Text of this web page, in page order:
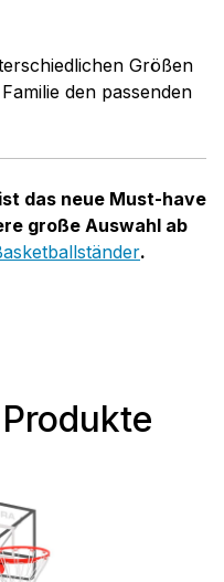
Größen
den passenden
das neue Must-have
große Auswahl ab
.